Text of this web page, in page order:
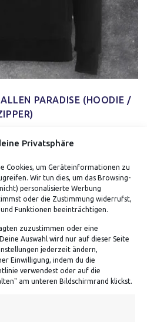
Privatsphäre
Cookies, um Geräteinformationen zu
Wir tun dies, um das Browsing-
personalisierte Werbung
oder die Zustimmung widerrufst,
Funktionen beeinträchtigen.
zuzustimmen oder eine
Auswahl wird nur auf dieser Seite
jederzeit ändern,
Einwilligung, indem du die
verwendest oder auf die
am unteren Bildschirmrand klickst.
PARADISE (HOODIE /
bis 18:00 Uhr